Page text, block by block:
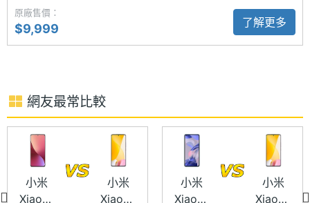
能有效避免過曝呈現自然人像，支援人眼追焦、自拍
變焦等功能。
Xiaomi 12 Lite 功能特色
◎ Android 11 作業系統、MIUI 13 操作介面
◎ 5G 與雙卡雙待
量
顯示螢幕
尺寸
主螢幕
解析度
2400x1080 pixels
主螢幕
像素密
402 ppi
原廠售價：
$9,999 了解更多
網友最常比較
小米
Xiaomi
小米
Xiaomi
小米
Xiaomi
小米
Xiaomi